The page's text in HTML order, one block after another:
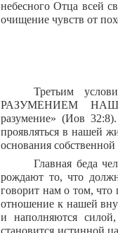
небесного Отца всей
очищение чувств от
Третьим
РАЗУМЕНИЕМ
разумение» (Иов
проявляться в нашей
основания
Главная беда
рождают то, что
говорит нам о том, что
отношение к нашей
и наполняются
становится истинной